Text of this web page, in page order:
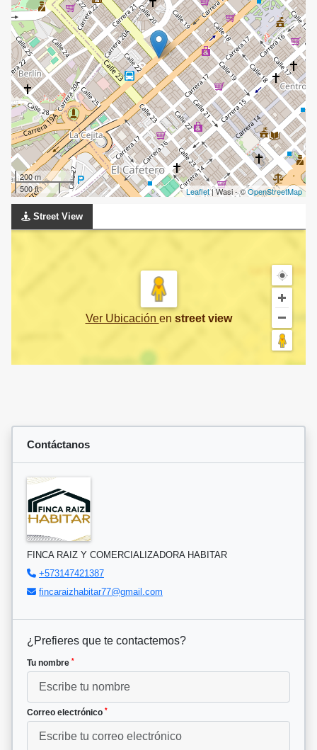
200 m
500 ft
Leaflet| Wasi - ©OpenStreetMap
Street View
Ver Ubicación en street view
Contáctanos
FINCA RAIZ Y COMERCIALIZADORA HABITAR
+573147421387
fincaraizhabitar77@gmail.com
¿Prefieres que te contactemos?
Tu nombre *
Correo electrónico *